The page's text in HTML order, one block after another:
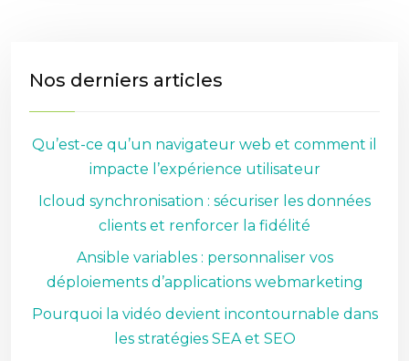
Nos derniers articles
Qu’est-ce qu’un navigateur web et comment il
impacte l’expérience utilisateur
Icloud synchronisation : sécuriser les données
clients et renforcer la fidélité
Ansible variables : personnaliser vos
déploiements d’applications webmarketing
Pourquoi la vidéo devient incontournable dans
les stratégies SEA et SEO